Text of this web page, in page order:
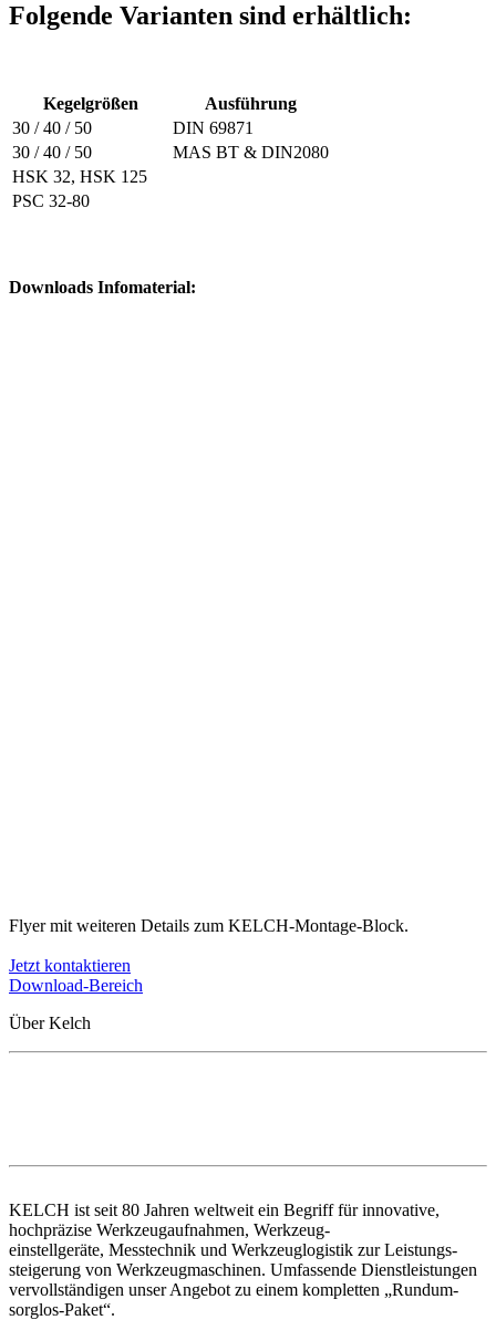
Folgende Varianten sind erhältlich:
Kegelgrößen
Ausführung
30 / 40 / 50
DIN 69871
30 / 40 / 50
MAS BT & DIN2080
HSK 32, HSK 125
PSC 32-80
Downloads Infomaterial:
Flyer mit weiteren Details zum KELCH-Montage-Block.
Jetzt kontaktieren
Download-Bereich
Über Kelch
KELCH ist seit 80 Jahren weltweit ein Begriff für innovative,
hochpräzise Werkzeugaufnahmen, Werkzeug-
einstellgeräte, Messtechnik und Werkzeuglogistik zur Leistungs-
steigerung von Werkzeugmaschinen. Umfassende Dienstleistungen
vervollständigen unser Angebot zu einem kompletten „Rundum-
sorglos-Paket“.